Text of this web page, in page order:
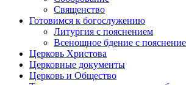
Священство
Готовимся к богослужению
Литургия с пояснением
Всенощное бдение с
Церковь Христова
Церковные документы
Церковь и Общество